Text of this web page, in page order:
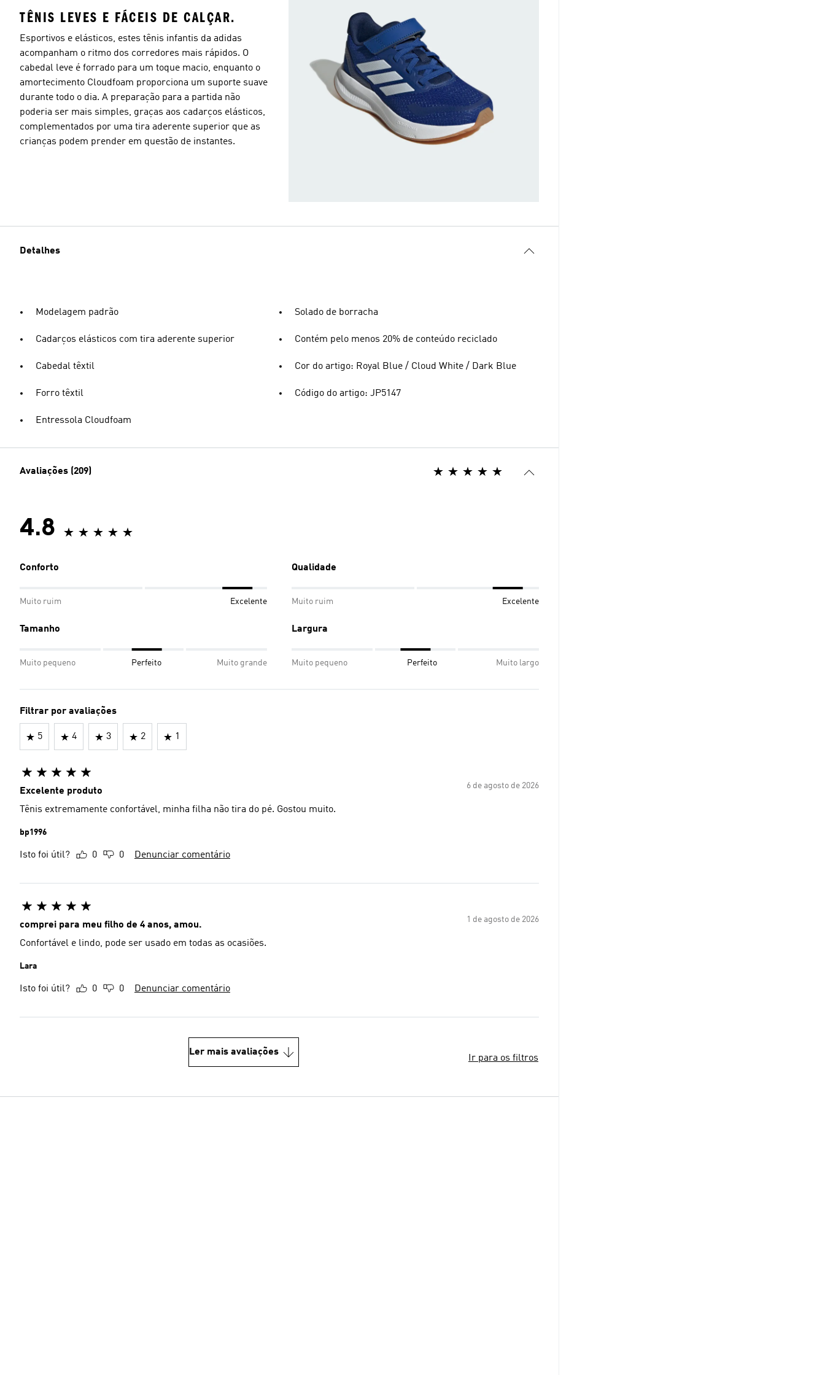
TÊNIS LEVES E FÁCEIS DE CALÇAR.
Esportivos e elásticos, estes tênis infantis da adidas
acompanham o ritmo dos corredores mais rápidos. O
cabedal leve é forrado para um toque macio, enquanto o
amortecimento Cloudfoam proporciona um suporte suave
durante todo o dia. A preparação para a partida não
poderia ser mais simples, graças aos cadarços elásticos,
complementados por uma tira aderente superior que as
crianças podem prender em questão de instantes.
Detalhes
Modelagem padrão
Cadarços elásticos com tira aderente superior
Cabedal têxtil
Forro têxtil
Entressola Cloudfoam
Solado de borracha
Contém pelo menos 20% de conteúdo reciclado
Cor do artigo: Royal Blue / Cloud White / Dark Blue
Código do artigo: JP5147
Avaliações (209)
4.8
Conforto
Muito ruim Excelente
Qualidade
Muito ruim Excelente
Tamanho
Muito pequeno Perfeito Muito grande
Largura
Muito pequeno Perfeito Muito largo
Filtrar por avaliações
5 4 3 2 1
6 de agosto de 2026
Excelente produto
Tênis extremamente confortável, minha filha não tira do pé. Gostou muito.
bp1996
Isto foi útil? 0 0 Denunciar comentário
1 de agosto de 2026
comprei para meu filho de 4 anos, amou.
Confortável e lindo, pode ser usado em todas as ocasiões.
Lara
Isto foi útil? 0 0 Denunciar comentário
Ler mais avaliações
Ir para os filtros